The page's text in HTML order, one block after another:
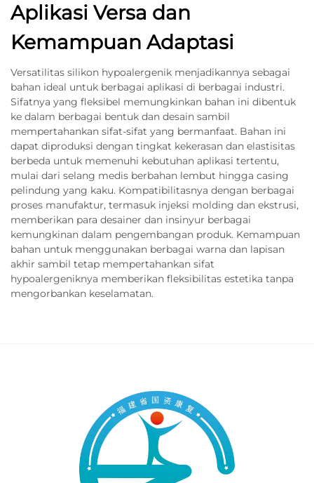
Aplikasi Versa dan
Kemampuan Adaptasi
Versatilitas silikon hypoalergenik menjadikannya sebagai
bahan ideal untuk berbagai aplikasi di berbagai industri.
Sifatnya yang fleksibel memungkinkan bahan ini dibentuk
ke dalam berbagai bentuk dan desain sambil
mempertahankan sifat-sifat yang bermanfaat. Bahan ini
dapat diproduksi dengan tingkat kekerasan dan elastisitas
berbeda untuk memenuhi kebutuhan aplikasi tertentu,
mulai dari selang medis berbahan lembut hingga casing
pelindung yang kaku. Kompatibilitasnya dengan berbagai
proses manufaktur, termasuk injeksi molding dan ekstrusi,
memberikan para desainer dan insinyur berbagai
kemungkinan dalam pengembangan produk. Kemampuan
bahan untuk menggunakan berbagai warna dan lapisan
akhir sambil tetap mempertahankan sifat
hypoalergeniknya memberikan fleksibilitas estetika tanpa
mengorbankan keselamatan.